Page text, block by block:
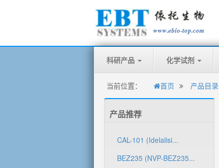
科研产品 化学试剂
当前位置： 首页 产品目录
产品推荐
CAL-101 (Idelalisi...
BEZ235 (NVP-BEZ235...